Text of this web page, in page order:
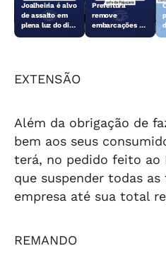
Joalheiria é alvo
de assalto em
plena luz do dia
Prefeitura
remove
embarcações e
EXTENSÃO
Além da obrigação de
bem aos seus
terá, no pedido feito ao
que suspender todas
empresa até sua total
REMANDO